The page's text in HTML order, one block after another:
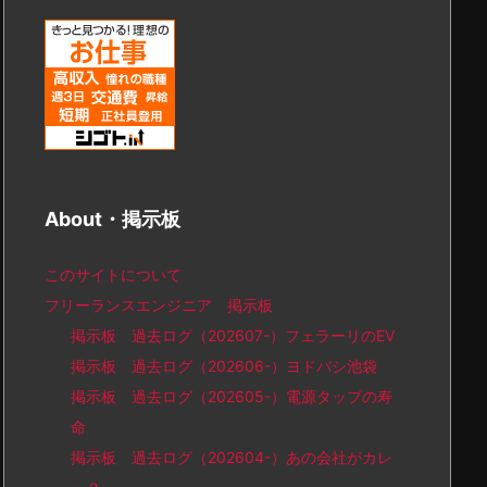
About・掲示板
このサイトについて
フリーランスエンジニア 掲示板
掲示板 過去ログ（202607-）フェラーリのEV
掲示板 過去ログ（202606-）ヨドバシ池袋
掲示板 過去ログ（202605-）電源タップの寿
命
掲示板 過去ログ（202604-）あの会社がカレ